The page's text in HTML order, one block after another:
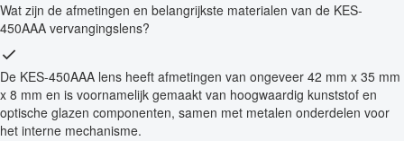
Wat zijn de afmetingen en belangrijkste materialen van de KES-
450AAA vervangingslens?
De KES-450AAA lens heeft afmetingen van ongeveer 42 mm x 35 mm
x 8 mm en is voornamelijk gemaakt van hoogwaardig kunststof en
optische glazen componenten, samen met metalen onderdelen voor
het interne mechanisme.